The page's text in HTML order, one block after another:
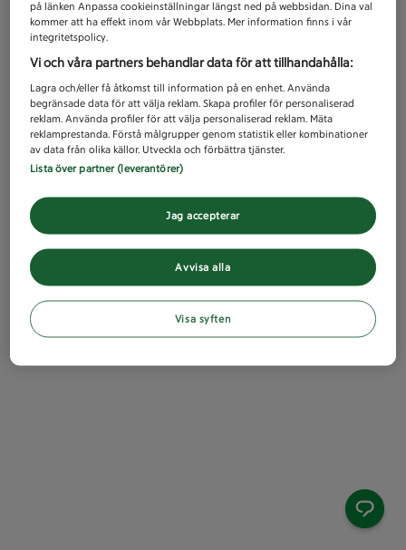
på länken Anpassa cookieinställningar längst ned på webbsidan. Dina val
kommer att ha effekt inom vår Webbplats. Mer information finns i vår
integritetspolicy.
Vi och våra partners behandlar data för att tillhandahålla:
Lagra och/eller få åtkomst till information på en enhet. Använda
begränsade data för att välja reklam. Skapa profiler för personaliserad
reklam. Använda profiler för att välja personaliserad reklam. Mäta
reklamprestanda. Förstå målgrupper genom statistik eller kombinationer
av data från olika källor. Utveckla och förbättra tjänster.
Lista över partner (leverantörer)
Avvisa alla
Jag accepterar
Visa syften